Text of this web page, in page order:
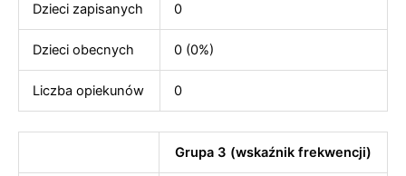
Dzieci zapisanych 0
Dzieci obecnych 0 (0%)
Liczba opiekunów 0
Grupa 3 (wskaźnik frekwencji)